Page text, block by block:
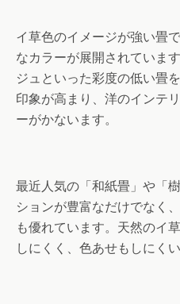
イ草色のイメージが強い畳
なカラーが展開されていま
ジュといった彩度の低い畳
印象が高まり、洋のインテ
ーがかないます。
最近人気の「和紙畳」や「
ションが豊富なだけでなく
も優れています。天然のイ
しにくく、色あせもしにく